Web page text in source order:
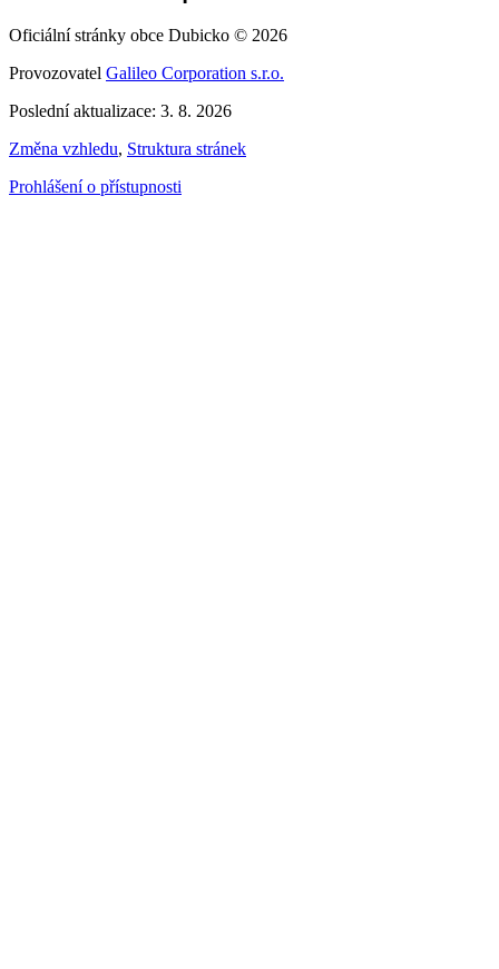
Oficiální stránky obce Dubicko © 2026
Provozovatel Galileo Corporation s.r.o.
Poslední aktualizace: 3. 8. 2026
Změna vzhledu, Struktura stránek
Prohlášení o přístupnosti